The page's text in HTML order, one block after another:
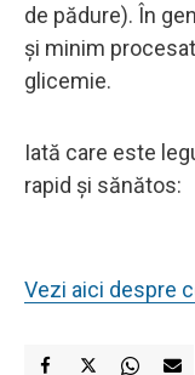
de pădure). În
și minim
glicemie.
Iată care este
rapid și sănătos:
Vezi aici despre